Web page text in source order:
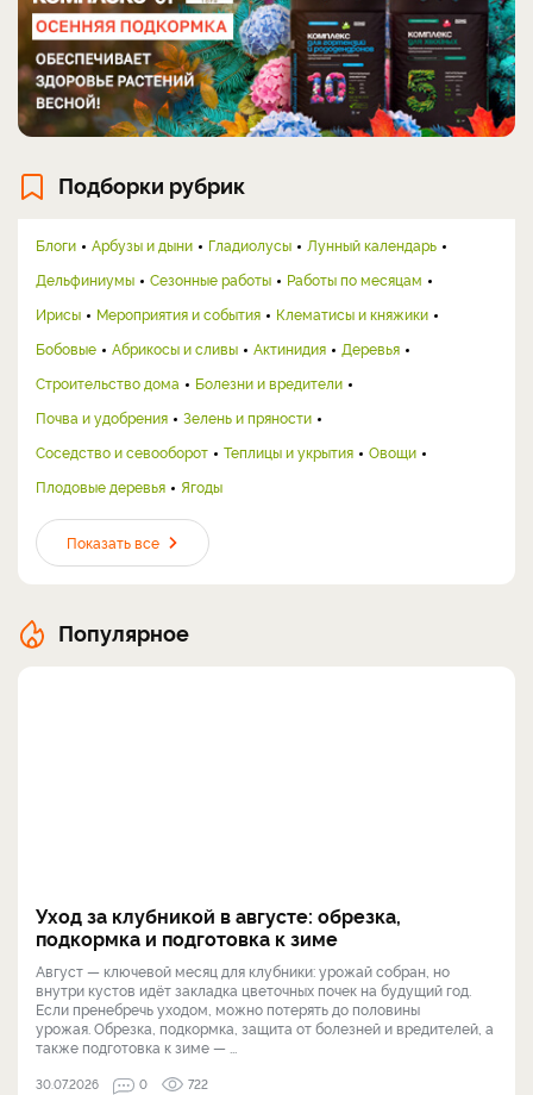
Подборки рубрик
Блоги Арбузы и дыни Гладиолусы
Лунный календарь
Дельфиниумы
Сезонные работы
Работы по месяцам
Ирисы
Мероприятия и события
Клематисы и княжики
Бобовые
Абрикосы и сливы Актинидия
Деревья
Строительство дома
Болезни и вредители
Почва и удобрения
Зелень и пряности
Соседство и севооборот
Теплицы и укрытия
Овощи
Плодовые деревья
Ягоды
Показать все
Популярное
Уход за клубникой в августе: обрезка,
подкормка и подготовка к зиме
Август — ключевой месяц для клубники: урожай собран, но
внутри кустов идёт закладка цветочных почек на будущий год.
Если пренебречь уходом, можно потерять до половины
урожая. Обрезка, подкормка, защита от болезней и вредителей, а
также подготовка к зиме — ...
30.07.2026 0 722